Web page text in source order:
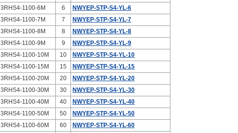
3RHS4-1100-6M
6
NWYEP-STP-S4-YL-6
3RHS4-1100-7M
7
NWYEP-STP-S4-YL-7
3RHS4-1100-8M
8
NWYEP-STP-S4-YL-8
3RHS4-1100-9M
9
NWYEP-STP-S4-YL-9
3RHS4-1100-10M
10
NWYEP-STP-S4-YL-10
3RHS4-1100-15M
15
NWYEP-STP-S4-YL-15
3RHS4-1100-20M
20
NWYEP-STP-S4-YL-20
3RHS4-1100-30M
30
NWYEP-STP-S4-YL-30
3RHS4-1100-40M
40
NWYEP-STP-S4-YL-40
3RHS4-1100-50M
50
NWYEP-STP-S4-YL-50
3RHS4-1100-60M
60
NWYEP-STP-S4-YL-60